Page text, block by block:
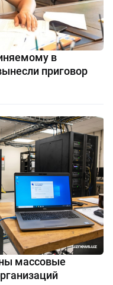
в
приговор
массовые